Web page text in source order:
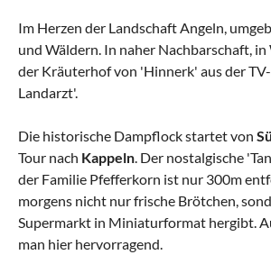
Im Herzen der Landschaft Angeln,
und Wäldern. In naher Nachbarschaft,
der Kräuterhof von 'Hinnerk' aus der
Landarzt'.
Die historische Dampflock startet von
Tour nach Kappeln . Der nostalgische
der Familie Pfefferkorn ist nur 300m
morgens nicht nur frische Brötchen,
Supermarkt in Miniaturformat hergibt.
man hier hervorragend.